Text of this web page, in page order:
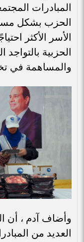
المبادرات
الحزب بشكل
الأسر الأكثر
الحزبية بالتواجد
والمساهمة في
وأضاف آدم ، أن
العديد من